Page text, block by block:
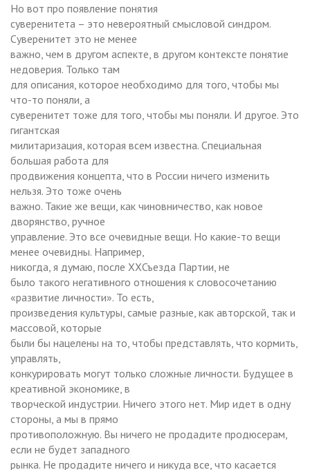
Но вот про появление понятия
суверенитета – это невероятный смысловой синдром.
Суверенитет это не менее
важно, чем в другом аспекте, в другом контексте понятие
недоверия. Только там
для описания, которое необходимо для того, чтобы мы
что-то поняли, а
суверенитет тоже для того, чтобы мы поняли. И другое. Это
гигантская
милитаризация, которая всем известна. Специальная
большая работа для
продвижения концепта, что в России ничего изменить
нельзя. Это тоже очень
важно. Такие же вещи, как чиновничество, как новое
дворянство, ручное
управление. Это все очевидные вещи. Но какие-то вещи
менее очевидны. Например,
никогда, я думаю, после XXСъезда Партии, не
было такого негативного отношения к словосочетанию
«развитие личности». То есть,
произведения культуры, самые разные, как авторской, так и
массовой, которые
были бы нацелены на то, чтобы представлять, что кормить,
управлять,
конкурировать могут только сложные личности. Будущее в
креативной экономике, в
творческой индустрии. Ничего этого нет. Мир идет в одну
стороны, а мы в прямо
противоположную. Вы ничего не продадите продюсерам,
если не будет западного
рынка. Не продадите ничего и никуда все, что касается